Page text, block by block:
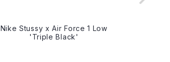
Nike Stussy x Air Force 1 Low
'Triple Black'